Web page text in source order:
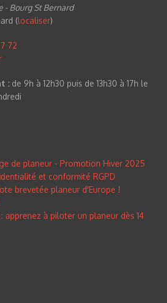
- Bourg St Bernard
(localiser)
72
: de 9h à 12h30 puis de 13h30 à 17h le
de planeur - Promotion Hiver 2025
et conformité RGPD
brevetée planeur d'Europe !
apprenez à piloter un planeur dès 14